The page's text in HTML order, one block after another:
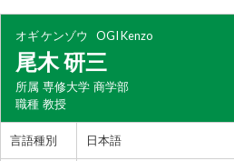
オギ ケンゾウ OGI Kenzo
尾木 研三
所属 専修大学 商学部
職種 教授
言語種別 日本語